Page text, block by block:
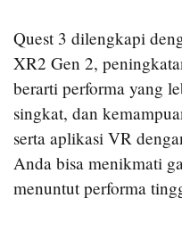
Quest 3 dilengkapi
XR2 Gen 2,
berarti performa yang
singkat, dan
serta aplikasi VR
Anda bisa menikmati
menuntut performa